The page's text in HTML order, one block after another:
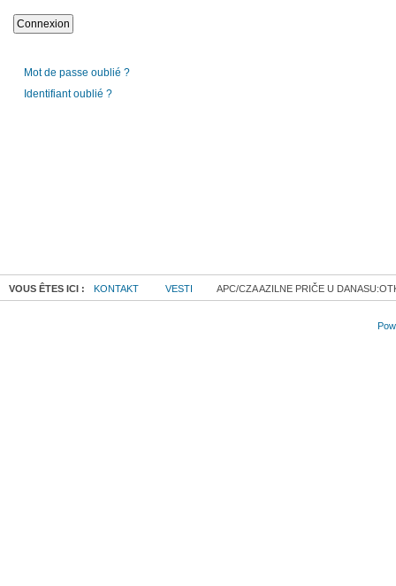
Mot de passe oublié ?
Identifiant oublié ?
VOUS ÊTES ICI : KONTAKT VESTI APC/CZA AZILNE PRIČE U